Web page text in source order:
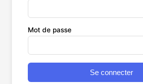
Mot de passe
Se connecter